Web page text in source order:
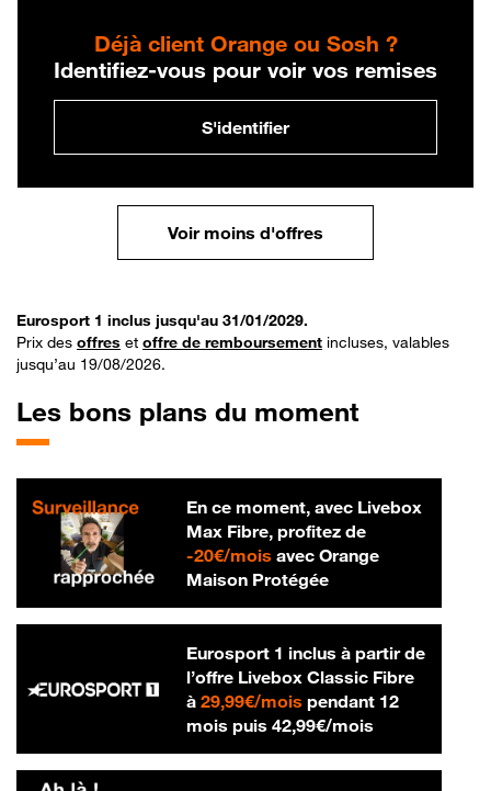
Déjà client Orange ou Sosh ?
Identifiez-vous pour voir vos remises
S'identifier
Voir moins d'offres
Eurosport 1 inclus jusqu'au 31/01/2029.
Prix des offres et offre de remboursement incluses, valables
jusqu’au 19/08/2026.
Les bons plans du moment
En ce moment, avec Livebox
Max Fibre, profitez de
-20€/mois20 € par mois
avec Orange
Maison Protégée
Eurosport 1 inclus à partir de
l’offre Livebox Classic Fibre
à 29,99€/mois29,99 € par mois
pendant 12
mois puis 42,99€/mois42,99 € par